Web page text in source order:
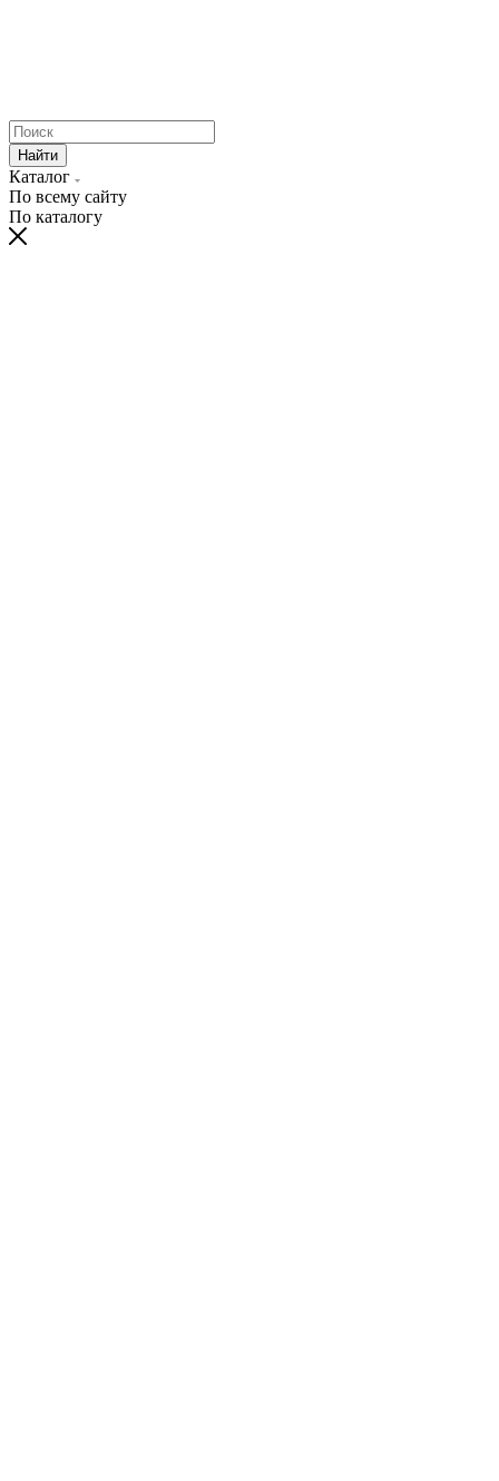
Найти
Каталог
По всему сайту
По каталогу